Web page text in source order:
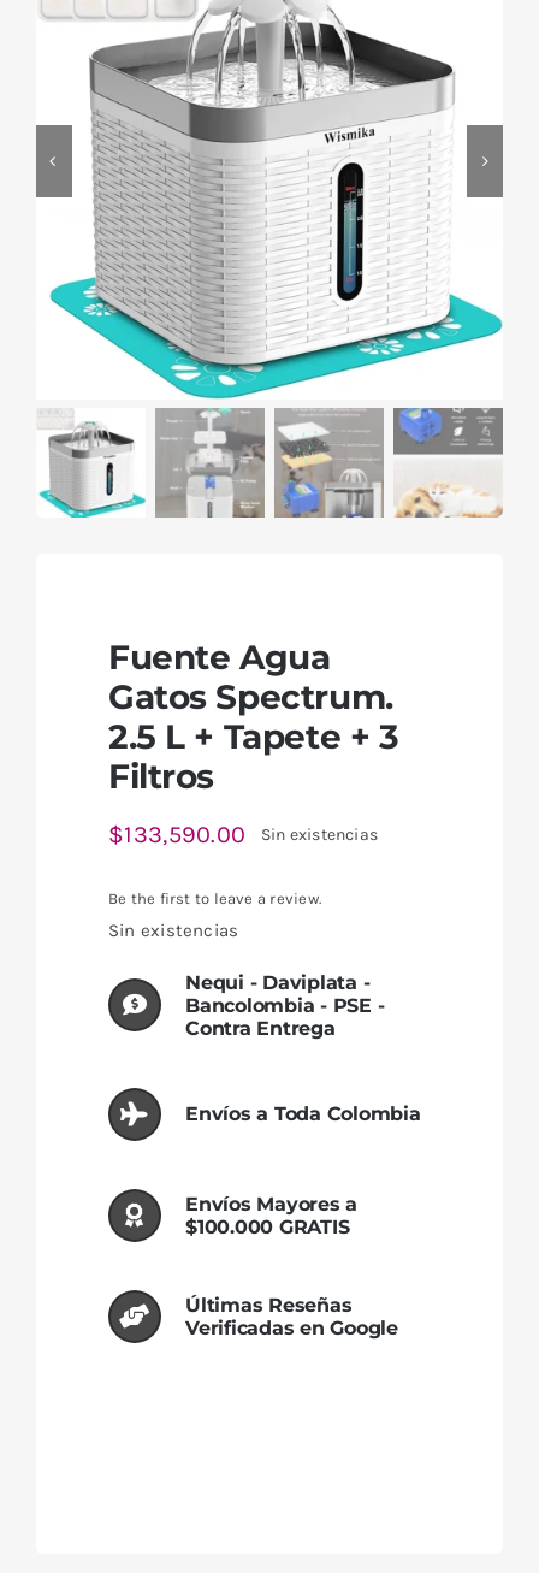
Fuente Agua
Gatos Spectrum.
2.5 L + Tapete + 3
Filtros
$133,590.00 Sin existencias
Be the first to leave a review.
Sin existencias
Nequi - Daviplata -
Bancolombia - PSE -
Contra Entrega
Envíos a Toda Colombia
Envíos Mayores a
$100.000 GRATIS
Últimas Reseñas
Verificadas en Google